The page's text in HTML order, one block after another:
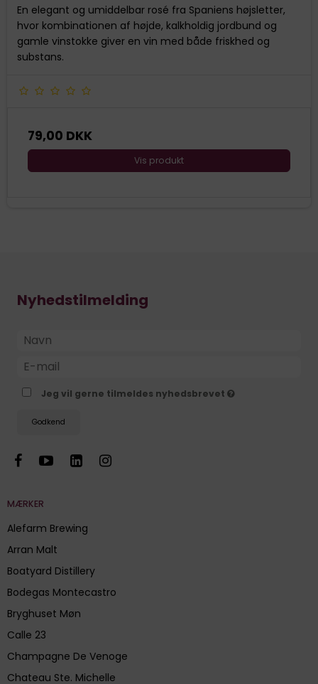
En elegant og umiddelbar rosé fra Spaniens højsletter,
hvor kombinationen af højde, kalkholdig jordbund og
gamle vinstokke giver en vin med både friskhed og
substans.
79,00 DKK
Vis produkt
Nyhedstilmelding
Jeg vil gerne tilmeldes nyhedsbrevet
Godkend
MÆRKER
Alefarm Brewing
Arran Malt
Boatyard Distillery
Bodegas Montecastro
Bryghuset Møn
Calle 23
Champagne De Venoge
Chateau Ste. Michelle